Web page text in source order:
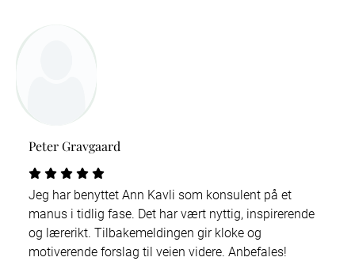
Peter Gravgaard
Jeg har benyttet Ann Kavli som konsulent på et
manus i tidlig fase. Det har vært nyttig, inspirerende
og lærerikt. Tilbakemeldingen gir kloke og
motiverende forslag til veien videre. Anbefales!